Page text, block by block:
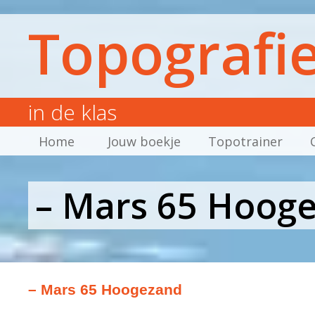
in de klas
Home Jouw boekje Topotrainer
– Mars 65
– Mars 65 Hoogezand